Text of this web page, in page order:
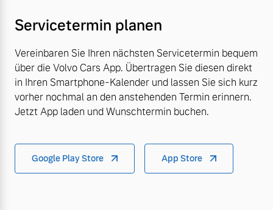
Servicetermin planen
Vereinbaren Sie Ihren nächsten Servicetermin bequem
über die Volvo Cars App. Übertragen Sie diesen direkt
in Ihren Smartphone-Kalender und lassen Sie sich kurz
vorher nochmal an den anstehenden Termin erinnern.
Jetzt App laden und Wunschtermin buchen.
Google Play Store App Store